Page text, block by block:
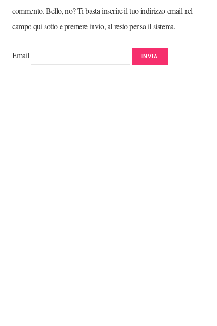
commento. Bello, no? Ti basta inserire il tuo indirizzo email nel
campo qui sotto e premere invio, al resto pensa il sistema.
Email